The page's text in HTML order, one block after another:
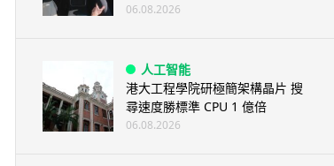
06.08.2026
人工智能
港大工程學院研極簡架構晶片 搜
尋速度勝標準 CPU 1 億倍
06.08.2026